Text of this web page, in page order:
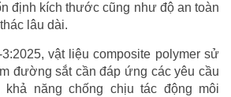
định kích thước cũng như độ an toàn
lâu dài.
vật liệu composite polymer sử
đường sắt cần đáp ứng các yêu cầu
khả năng chống chịu tác động môi